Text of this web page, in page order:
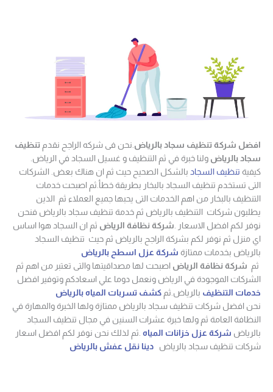
افضل شركة تنظيف سجاد بالرياض.نحن فى شركه الراجح نقدمتنظيف
سجاد بالرياضولنا خبرة في ثم التنظيف و غسيل السجاد في الرياض.
كيفيةتنظيف السجادبالشكل الصحيح حيث ثم ان هناك بعض. الشركات
التى تستخدم تنظيف السجاد بالبخار بطريقة خطأ.ثم اصبحت خدمات
التنظيف بالبخار من اهم الخدمات التى يحبها جميع العملاء ثم الذين
يطلبون شركات التنظيف بالرياض ثم خدمة تنظيف سجاد بالرياض فنحن
نوفر لكم افضل الاسعار .شركة نظافة الرياضثم ان السجاد هوا اساس
اي منزل ثم نوفر لكم بشركة الراجح بالرياض ثم حيث تنظيف السجاد
بالرياض بخدمات ممتازةشركة عزل اسطح بالرياض
ثمشركة نظافة الرياضاصبحت لها مصداقيتها والتى تعتبر من اهم ثم
الشركات الموجودة في الرياض ونعمل دوما علي اسعادكم وتوفير افضل
خدمات التنظيفبالرياض.ثمكشف تسربات المياه بالرياض
نحن افضل شركات تنظيف سجاد بالرياض ممتازة ولها الخبرة والمهارة في
النظافة العامة ثم ولها خبرة عشرات السنين في مجال تنظيف السجاد
بالرياض شركة عزل خزانات المياه.ثم لذلك نحن نوفر لكم افضل اسعار
شركات تنظيف سجاد بالرياض دينا نقل عفش بالرياض